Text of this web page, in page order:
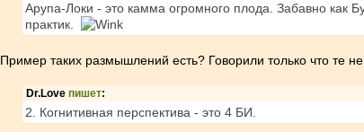
Арупа-Локи - это камма огромного плода. Забавно как
практик.
Пример таких размышлений есть? Говорили только что те
Dr.Love пишет:
2. Когнитивная перспектива - это 4 БИ.